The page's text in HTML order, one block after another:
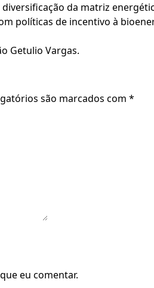
da matriz
políticas de incentivo à
Getulio Vargas.
são marcados com *
eu comentar.